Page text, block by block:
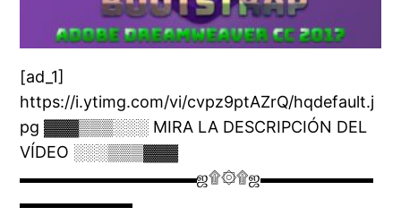
[ad_1]
https://i.ytimg.com/vi/cvpz9ptAZrQ/hqdefault.j
pg ▓▓▓▒▒▒░░░ MIRA LA DESCRIPCIÓN DEL
VÍDEO ░░░▒▒▒▓▓▓
▬▬▬▬▬▬▬▬▬▬▬ஜ۩۞۩ஜ▬▬▬▬▬▬▬
▬▬▬▬▬▬▬